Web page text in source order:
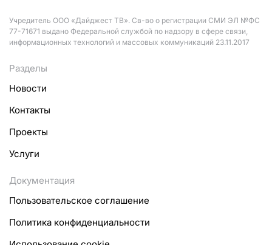
Учредитель ООО «Дайджест ТВ». Св-во о регистрации СМИ ЭЛ №ФС
77-71671 выдано Федеральной службой по надзору в сфере связи,
информационных технологий и массовых коммуникаций 23.11.2017
Разделы
Новости
Контакты
Проекты
Услуги
Документация
Пользовательское соглашение
Политика конфиденциальности